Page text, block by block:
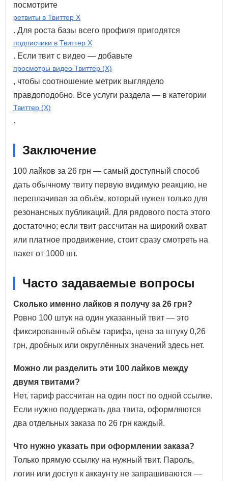
посмотрите
ретвиты в Твиттер X
. Для роста базы всего профиля пригодятся
подписчики в Твиттер X
. Если твит с видео — добавьте
просмотры видео Твиттер (X)
, чтобы соотношение метрик выглядело
правдоподобно. Все услуги раздела — в категории
Твиттер (X)
.
Заключение
100 лайков за 26 грн — самый доступный способ
дать обычному твиту первую видимую реакцию, не
переплачивая за объём, который нужен только для
резонансных публикаций. Для рядового поста этого
достаточно; если твит рассчитан на широкий охват
или платное продвижение, стоит сразу смотреть на
пакет от 1000 шт.
Часто задаваемые вопросы
Сколько именно лайков я получу за 26 грн?
Ровно 100 штук на один указанный твит — это
фиксированный объём тарифа, цена за штуку 0,26
грн, дробных или округлённых значений здесь нет.
Можно ли разделить эти 100 лайков между
двумя твитами?
Нет, тариф рассчитан на один пост по одной ссылке.
Если нужно поддержать два твита, оформляются
два отдельных заказа по 26 грн каждый.
Что нужно указать при оформлении заказа?
Только прямую ссылку на нужный твит. Пароль,
логин или доступ к аккаунту не запрашиваются —